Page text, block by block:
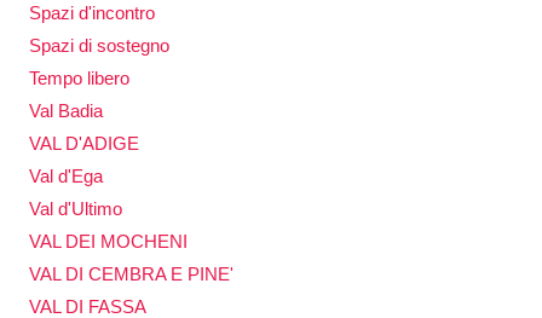
Spazi d'incontro
Spazi di sostegno
Tempo libero
Val Badia
VAL D'ADIGE
Val d'Ega
Val d'Ultimo
VAL DEI MOCHENI
VAL DI CEMBRA E PINE'
VAL DI FASSA